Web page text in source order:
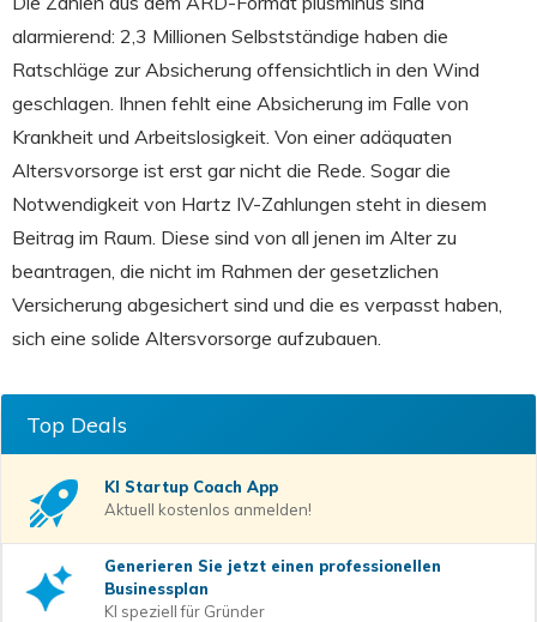
alarmierend: 2,3 Millionen Selbstständige haben die
Ratschläge zur Absicherung offensichtlich in den Wind
geschlagen. Ihnen fehlt eine Absicherung im Falle von
Krankheit und Arbeitslosigkeit. Von einer adäquaten
Altersvorsorge ist erst gar nicht die Rede. Sogar die
Notwendigkeit von Hartz IV-Zahlungen steht in diesem
Beitrag im Raum. Diese sind von all jenen im Alter zu
beantragen, die nicht im Rahmen der gesetzlichen
Versicherung abgesichert sind und die es verpasst haben,
sich eine solide Altersvorsorge aufzubauen.
Top Deals
KI Startup Coach App
Aktuell kostenlos anmelden!
Generieren Sie jetzt einen professionellen
Businessplan
KI speziell für Gründer